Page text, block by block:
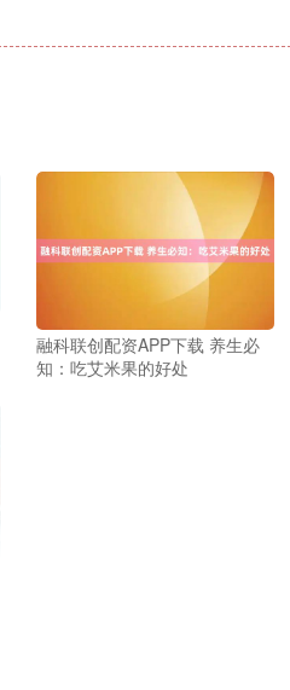
融科联创配资APP下载 养生必
知：吃艾米果的好处